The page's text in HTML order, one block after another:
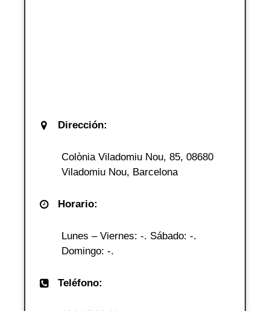
Dirección:
Colònia Viladomiu Nou, 85, 08680
Viladomiu Nou, Barcelona
Horario:
Lunes – Viernes: -. Sábado: -.
Domingo: -.
Teléfono: